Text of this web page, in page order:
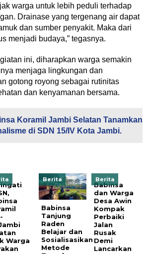
warga untuk lebih peduli terhadap
Drainase yang tergenang air dapat
dan sumber penyakit. Maka dari
menjadi budaya,” tegasnya.
ini, diharapkan warga semakin
menjaga lingkungan dan
gotong royong sebagai rutinitas
dan kenyamanan bersama.
Koramil Jambi Selatan Tanamkan
di SDN 15/IV Kota Jambi.
Warga
Berita
Babinsa
Tanjung
Raden
Belajar dan
Sosialisasikan
Metode
Berita
Babinsa
dan Warga
Desa Awin
Kompak
Perbaiki
Jalan
Rusak
Demi
Lancarkan